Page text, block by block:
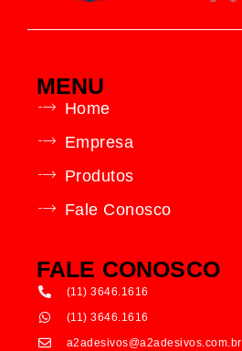
MENU
Home
Empresa
Produtos
Fale Conosco
FALE CONOSCO
(11) 3646.1616
(11) 3646.1616
a2adesivos@a2adesivos.com.br